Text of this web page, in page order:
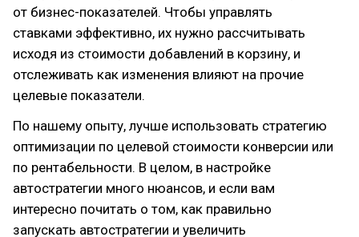
от бизнес-показателей. Чтобы управлять
ставками эффективно, их нужно рассчитывать
исходя из стоимости добавлений в корзину, и
отслеживать как изменения влияют на прочие
целевые показатели.
По нашему опыту, лучше использовать стратегию
оптимизации по целевой стоимости конверсии или
по рентабельности. В целом, в настройке
автостратегии много нюансов, и если вам
интересно почитать о том, как правильно
запускать автостратегии и увеличить